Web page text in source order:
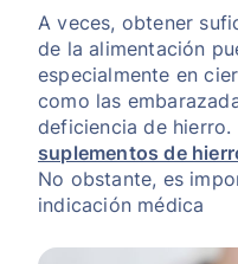
A veces, obtener
de la alimentación
especialmente en
como las
deficiencia de
suplementos de
No obstante, es
indicación médica